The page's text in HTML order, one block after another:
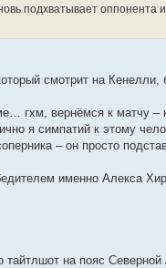
подхватывает
смотрит на Кенелли,
гхм, вернёмся к матчу
я симпатий к этому
– он просто
именно Алекса
на пояс Северной